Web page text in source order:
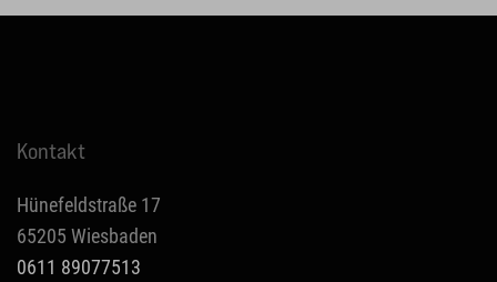
Kontakt
Hünefeldstraße 17
65205 Wiesbaden
0611 89077513